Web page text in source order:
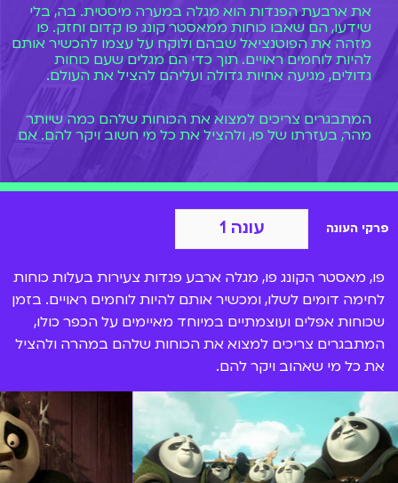
את ארבעת הפנדות הוא מגלה במערה מיסטית. בה, בלי
שידעו, הם שאבו כוחות ממאסטר קונג פו קדום וחזק. פו
מזהה את הפוטנציאל שבהם ולוקח על עצמו להכשיר אותם
להיות לוחמים ראויים. תוך כדי הם מגלים שעם כוחות
גדולים, מגיעה אחיות גדולה ועליהם להציל את העולם.
המתבגרים צריכים למצוא את הכוחות שלהם כמה שיותר
מהר, בעזרתו של פו, ולהציל את כל מי חשוב ויקר להם. אם
אתם כבר במתח, אז כדאי לכם להכנס ל-BIGI – הסדרה
כבר מחכה לכם שם בצפייה ישירה בכל זמן שרק תרצו.
פרקי העונה עונה 1
פו, מאסטר הקונג פו, מגלה ארבע פנדות צעירות בעלות כוחות
לחימה דומים לשלו, ומכשיר אותם להיות לוחמים ראויים. בזמן
שכוחות אפלים ועוצמתיים במיוחד מאיימים על הכפר כולו,
המתבגרים צריכים למצוא את הכוחות שלהם במהרה ולהציל
את כל מי שאהוב ויקר להם.